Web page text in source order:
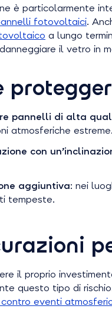
è particolarmente
fotovoltaici.
a lungo
il vetro in
pannelli di alta
atmosferiche
con
aggiuntiva: nei
tempeste.
il proprio
questo tipo di
eventi